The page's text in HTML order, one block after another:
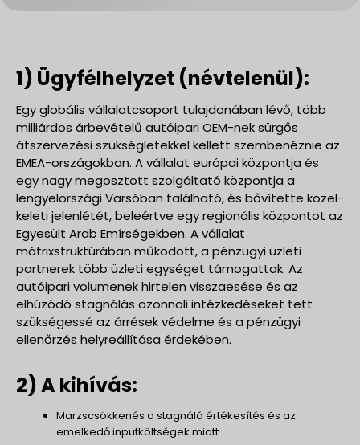
1) Ügyfélhelyzet (névtelenül):
Egy globális vállalatcsoport tulajdonában lévő, több
milliárdos árbevételű autóipari OEM-nek sürgős
átszervezési szükségletekkel kellett szembenéznie az
EMEA-országokban. A vállalat európai központja és
egy nagy megosztott szolgáltató központja a
lengyelországi Varsóban található, és bővítette közel-
keleti jelenlétét, beleértve egy regionális központot az
Egyesült Arab Emírségekben. A vállalat
mátrixstruktúrában működött, a pénzügyi üzleti
partnerek több üzleti egységet támogattak. Az
autóipari volumenek hirtelen visszaesése és az
elhúzódó stagnálás azonnali intézkedéseket tett
szükségessé az árrések védelme és a pénzügyi
ellenőrzés helyreállítása érdekében.
2) A kihívás:
Marzscsökkenés a stagnáló értékesítés és az
emelkedő inputköltségek miatt